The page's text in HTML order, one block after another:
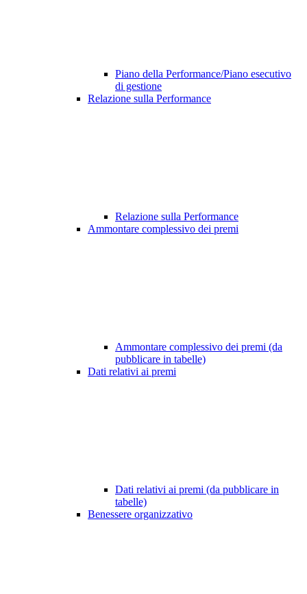
Piano della Performance/Piano esecutivo
di gestione
Relazione sulla Performance
Relazione sulla Performance
Ammontare complessivo dei premi
Ammontare complessivo dei premi (da
pubblicare in tabelle)
Dati relativi ai premi
Dati relativi ai premi (da pubblicare in
tabelle)
Benessere organizzativo